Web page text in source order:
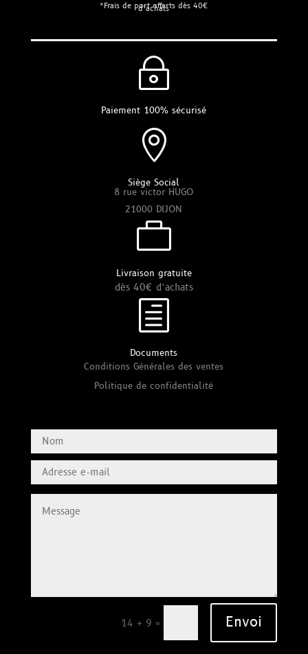
*Frais de port offerts dès 40€
d’achats
~
Paiement 100% sécurisé

Siège Social
8 rue victor HUGO
21000 DIJON

Livraison gratuite
dès 40€ d’achats
h
Documents
Conditions Générales des ventes
Politique de confidentialité
14 + 9 = Envoi